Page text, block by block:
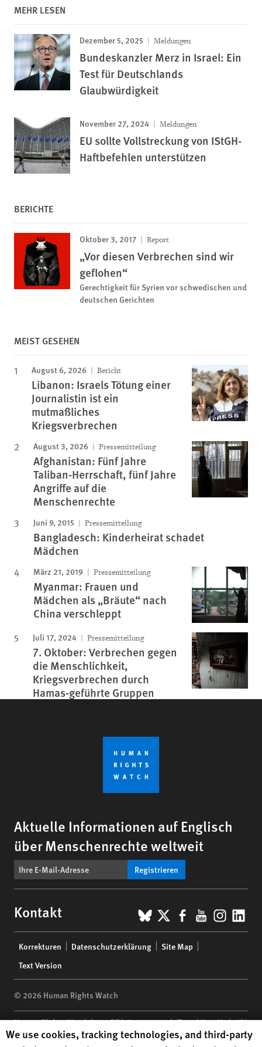
MEHR LESEN
Dezember 5, 2025 Meldungen
Bundeskanzler Merz in Israel: Ein
Test für Deutschlands
Glaubwürdigkeit
November 27, 2024 Meldungen
EU sollte Vollstreckung von IStGH-
Haftbefehlen unterstützen
BERICHTE
Oktober 3, 2017 Report
„Vor diesen Verbrechen sind wir
geflohen“
Gerechtigkeit für Syrien vor schwedischen und
deutschen Gerichten
MEIST GESEHEN
August 6, 2026 Bericht
Libanon: Israels Tötung einer
Journalistin ist ein
mutmaßliches
Kriegsverbrechen
August 3, 2026 Pressemitteilung
Afghanistan: Fünf Jahre
Taliban-Herrschaft, fünf Jahre
Angriffe auf die
Menschenrechte
Juni 9, 2015 Pressemitteilung
Bangladesch: Kinderheirat schadet
Mädchen
März 21, 2019 Pressemitteilung
Myanmar: Frauen und
Mädchen als „Bräute“ nach
China verschleppt
Juli 17, 2024 Pressemitteilung
7. Oktober: Verbrechen gegen
die Menschlichkeit,
Kriegsverbrechen durch
Hamas-geführte Gruppen
Aktuelle Informationen auf Englisch
über Menschenrechte weltweit
Registrieren
Kontakt BlueSky
X Facebook
YouTube
menu
Korrekturen Datenschutzerklärung
Site Map
Text Version
© 2026 Human Rights Watch
Human Rights Watch| 350 Fifth Avenue, 34th Floor | New York,NY
10118-3299USA|t 1.212.290.4700
Human Rights Watch cookie preferences
We use cookies, tracking technologies, and third-party